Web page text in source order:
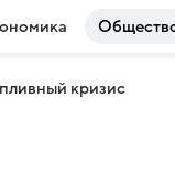
кризис